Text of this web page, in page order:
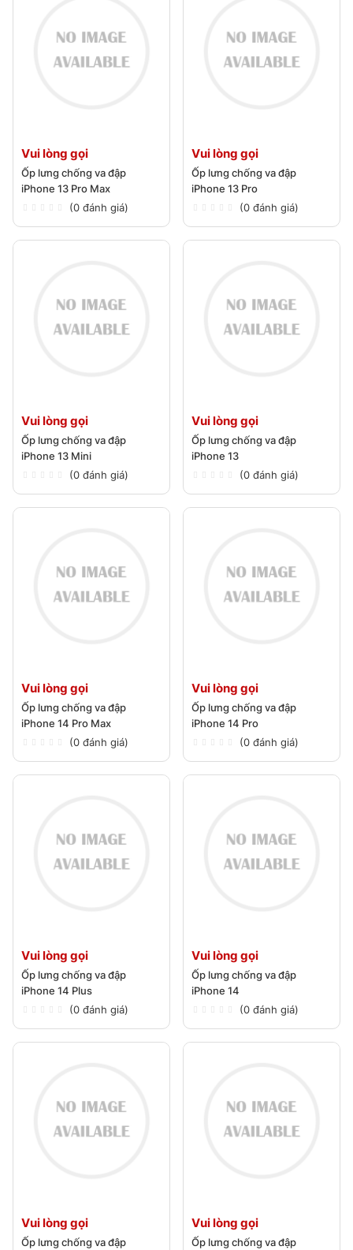
Vui lòng gọi
Ốp lưng chống va đập
iPhone 13 Pro Max
(0 đánh giá)
Vui lòng gọi
Ốp lưng chống va đập
iPhone 13 Pro
(0 đánh giá)
Vui lòng gọi
Ốp lưng chống va đập
iPhone 13 Mini
(0 đánh giá)
Vui lòng gọi
Ốp lưng chống va đập
iPhone 13
(0 đánh giá)
Vui lòng gọi
Ốp lưng chống va đập
iPhone 14 Pro Max
(0 đánh giá)
Vui lòng gọi
Ốp lưng chống va đập
iPhone 14 Pro
(0 đánh giá)
Vui lòng gọi
Ốp lưng chống va đập
iPhone 14 Plus
(0 đánh giá)
Vui lòng gọi
Ốp lưng chống va đập
iPhone 14
(0 đánh giá)
Vui lòng gọi
Ốp lưng chống va đập
Vui lòng gọi
Ốp lưng chống va đập